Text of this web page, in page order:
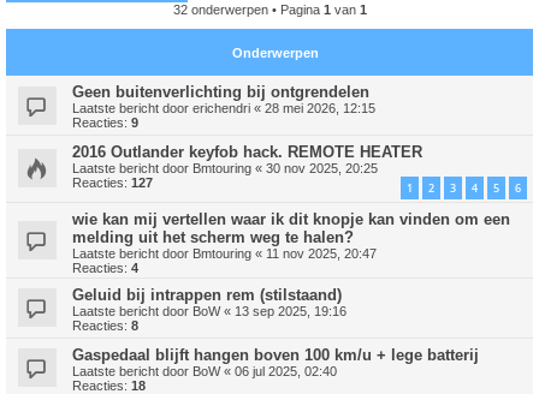
32 onderwerpen • Pagina 1 van 1
Onderwerpen
Geen buitenverlichting bij ontgrendelen
Laatste bericht door erichendri « 28 mei 2026, 12:15
Reacties: 9
2016 Outlander keyfob hack. REMOTE HEATER
Laatste bericht door Bmtouring « 30 nov 2025, 20:25
Reacties: 127 1 2 3 4 5 6
wie kan mij vertellen waar ik dit knopje kan vinden om een
melding uit het scherm weg te halen?
Laatste bericht door Bmtouring « 11 nov 2025, 20:47
Reacties: 4
Geluid bij intrappen rem (stilstaand)
Laatste bericht door BoW« 13 sep 2025, 19:16
Reacties: 8
Gaspedaal blijft hangen boven 100 km/u + lege batterij
Laatste bericht door BoW« 06 jul 2025, 02:40
Reacties: 18